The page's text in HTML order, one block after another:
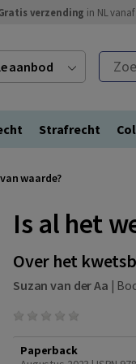
verzending in NL vanaf
aanbod
Strafrecht
waarde?
Is al het
Over het
Suzan van der Aa |
Paperback